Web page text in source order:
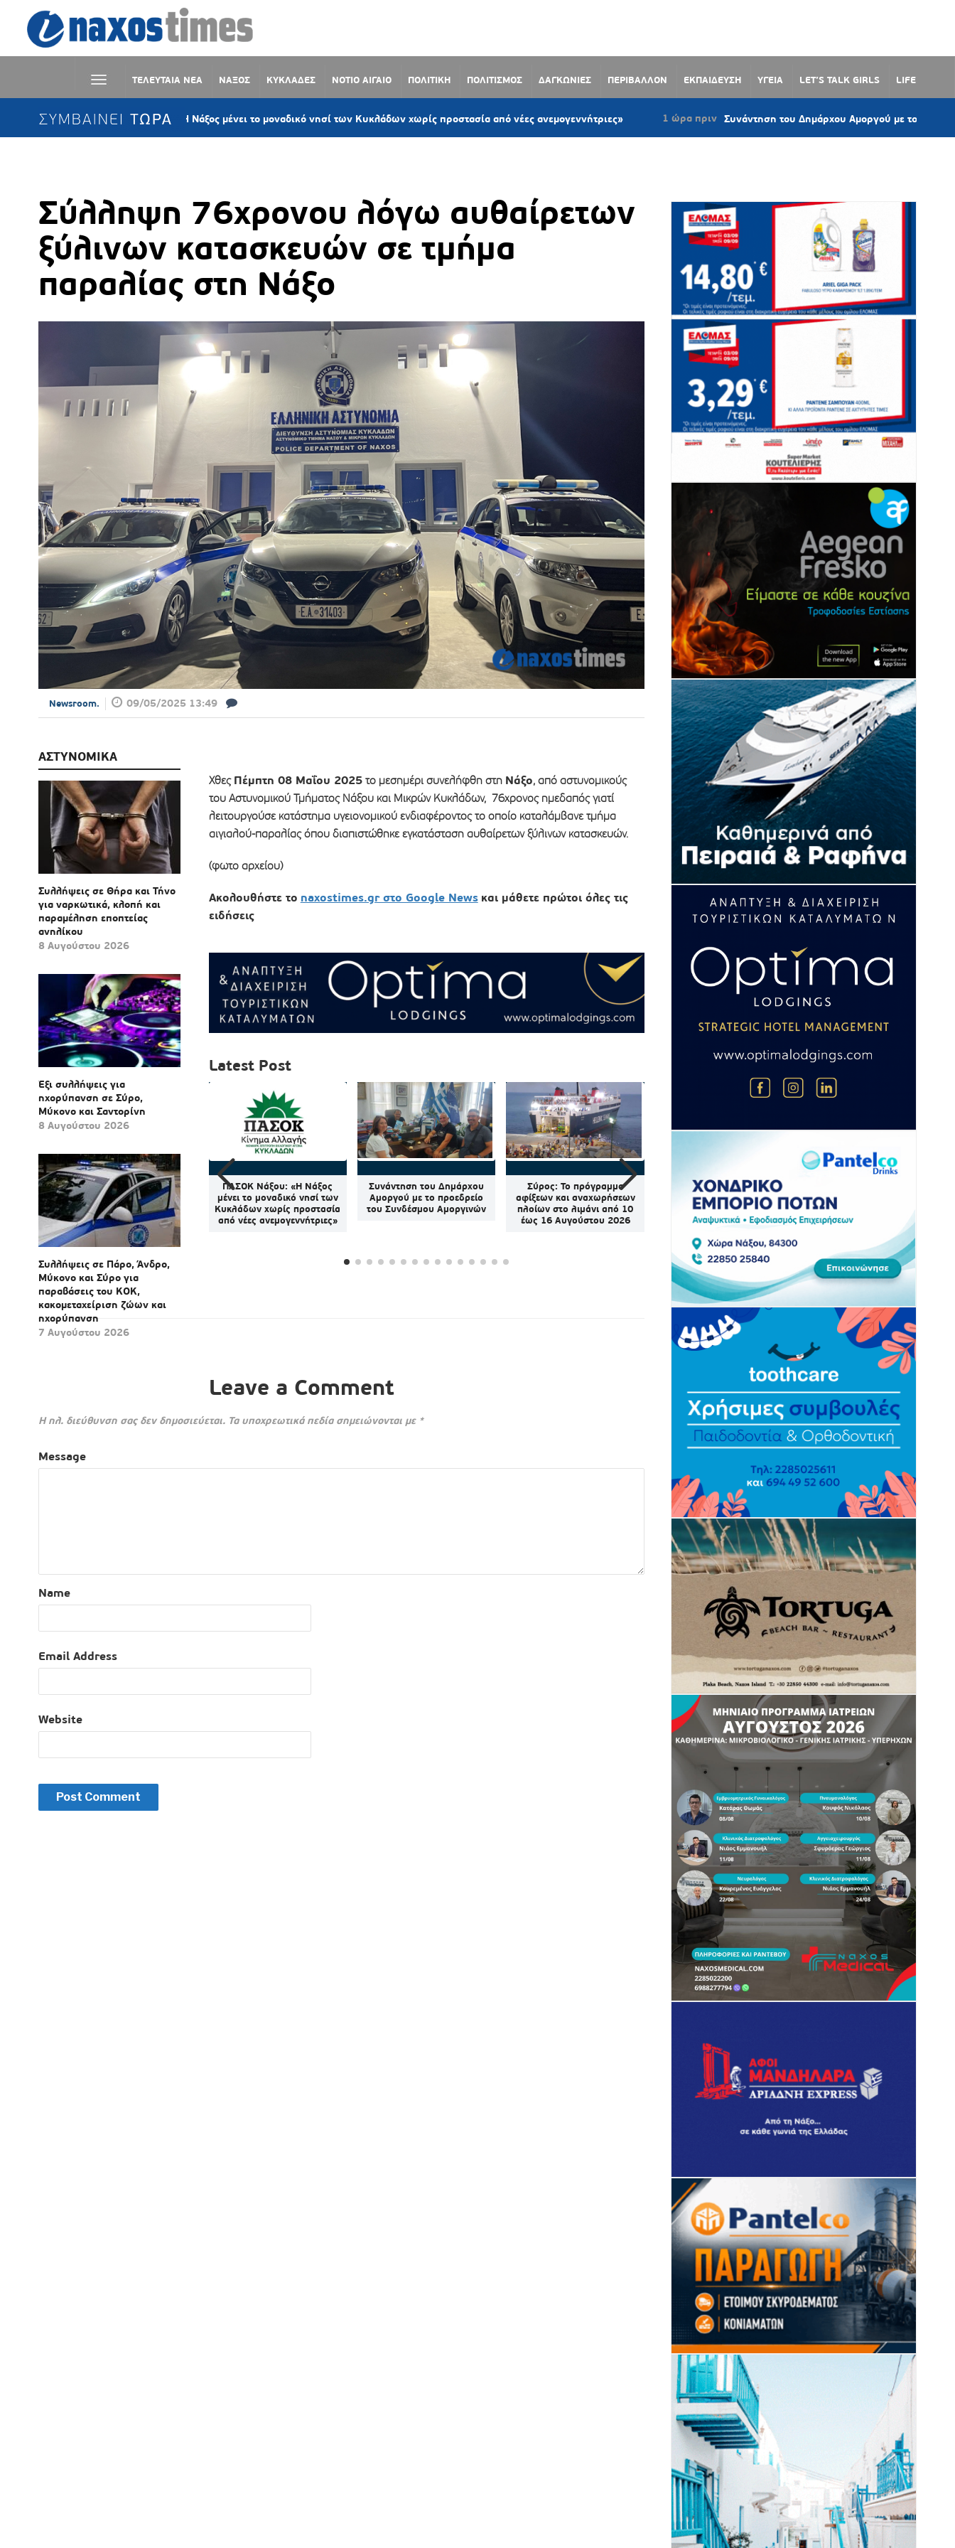
ΤΕΛΕΥΤΑΙΑ ΝΕΑ ΝΑΞΟΣ ΚΥΚΛΑΔΕΣ ΝΟΤΙΟ ΑΙΓΑΙΟ ΠΟΛΙΤΙΚΗ ΠΟΛΙΤΙΣΜΟΣ ΔΑΓΚΩΝΙΕΣ ΠΕΡΙΒΑΛΛΟΝ ΕΚΠΑΙΔΕΥΣΗ ΥΓΕΙΑ LET’S TALK GIRLS LIFE
ΣΥΜΒΑΙΝΕΙ ΤΩΡΑ
ΠΑΣΟΚ Νάξου: «Η Νάξος μένει το μοναδικό νησί των Κυκλάδων χωρίς προστασία από νέες ανεμογεννήτριες» 1 ώρα πριν Συνάντηση του Δημάρχου Αμοργού με το προεδρείο του
Σύλληψη 76χρονου λόγω αυθαίρετων
ξύλινων κατασκευών σε τμήμα
παραλίας στη Νάξο
Newsroom. 09/05/2025 13:49
ΑΣΤΥΝΟΜΙΚΑ
Συλλήψεις σε Θήρα και Τήνο
για ναρκωτικά, κλοπή και
παραμέληση εποπτείας
ανηλίκου
8 Αυγούστου 2026
Έξι συλλήψεις για
ηχορύπανση σε Σύρο,
Μύκονο και Σαντορίνη
8 Αυγούστου 2026
Συλλήψεις σε Πάρο, Άνδρο,
Μύκονο και Σύρο για
παραβάσεις του ΚΟΚ,
κακομεταχείριση ζώων και
ηχορύπανση
7 Αυγούστου 2026
Χθες Πέμπτη 08 Μαΐου 2025το μεσημέρι συνελήφθη στη Νάξο, από αστυνομικούς
του Αστυνομικού Τμήματος Νάξου και Μικρών Κυκλάδων, 76χρονος ημεδαπός γιατί
λειτουργούσε κατάστημα υγειονομικού ενδιαφέροντος το οποίο καταλάμβανε τμήμα
αιγιαλού-παραλίας όπου διαπιστώθηκε εγκατάσταση αυθαίρετων ξύλινων κατασκευών.
(φωτο αρχείου)
Ακολουθήστε το naxostimes.gr στο Google News και μάθετε πρώτοι όλες τις
ειδήσεις
Latest Post
Νάξος: Έκτακτη συνεδρίαση
του Δημοτικού Συμβουλίου
για το Χωροταξικό των ΑΠΕ
μετά το αίτημα
Χατζηανδρέου
ΠΑΣΟΚ Νάξου: «Η Νάξος
μένει το μοναδικό νησί των
Κυκλάδων χωρίς προστασία
από νέες ανεμογεννήτριες»
Συνάντηση του Δημάρχου
Αμοργού με το προεδρείο
του Συνδέσμου Αμοργινών
Σύρος: Το πρόγραμμα
αφίξεων και αναχωρήσεων
πλοίων στο λιμάνι από 10
έως 16 Αυγούστου 2026
Προσάραξη ιστιοφόρου
στην Αντίκερο – Ασφαλής η
διάσωση του μοναδικού
επιβαίνοντα
γιορτάζουν σήμερα 9
Αυγούστου 2026
Leave a Comment
Η ηλ. διεύθυνση σας δεν δημοσιεύεται. Τα υποχρεωτικά πεδία σημειώνονται με *
Message
Name
Email Address
Website